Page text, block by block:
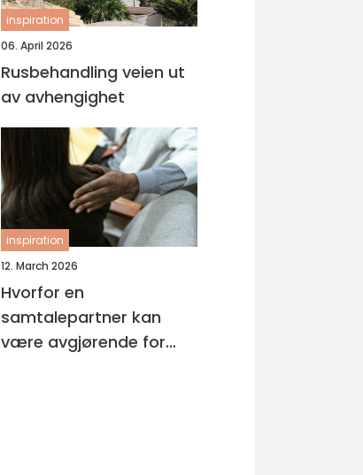
inspiration
06. April 2026
Rusbehandling veien ut
av avhengighet
inspiration
12. March 2026
Hvorfor en
samtalepartner kan
være avgjørende for